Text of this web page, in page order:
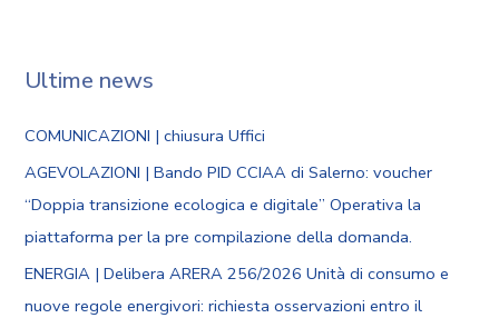
Ultime news
COMUNICAZIONI | chiusura Uffici
AGEVOLAZIONI | Bando PID CCIAA di Salerno: voucher
“Doppia transizione ecologica e digitale” Operativa la
piattaforma per la pre compilazione della domanda.
ENERGIA | Delibera ARERA 256/2026 Unità di consumo e
nuove regole energivori: richiesta osservazioni entro il